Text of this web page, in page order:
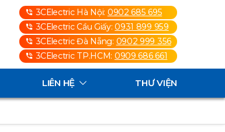
3CElectric Hà Nội: 0902 685 695
3CElectric Cầu Giấy:0931 899 959
3CElectric Đà Nẵng: 0902 999 356
3CElectric TP.HCM: 0909 686 661
LIÊN HỆ THƯ VIỆN